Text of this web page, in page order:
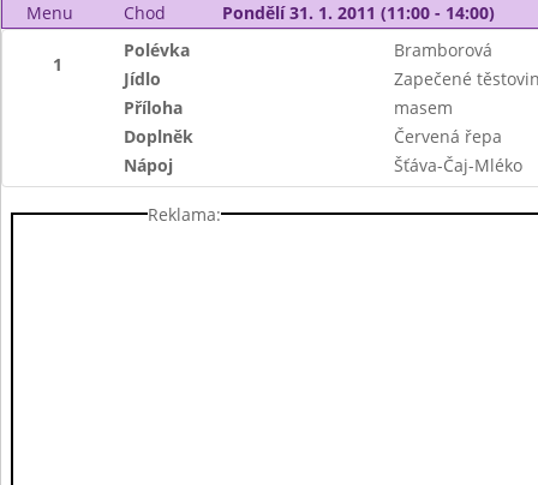
Menu Chod Pondělí 31. 1. 2011 (11:00 - 14:00)
1
Polévka
Bramborová
Jídlo
Zapečené
Příloha
masem
Doplněk
Červená řepa
Nápoj
Šťáva-Čaj-Mléko
Reklama: